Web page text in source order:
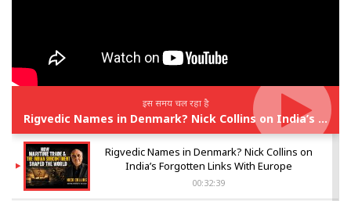
इस समय चल रहा है
Rigvedic Names in Denmark? Nick Collins on India’s Forgotten Links With Europe
Rigvedic Names in Denmark? Nick Collins on
India’s Forgotten Links With Europe
00:32:39